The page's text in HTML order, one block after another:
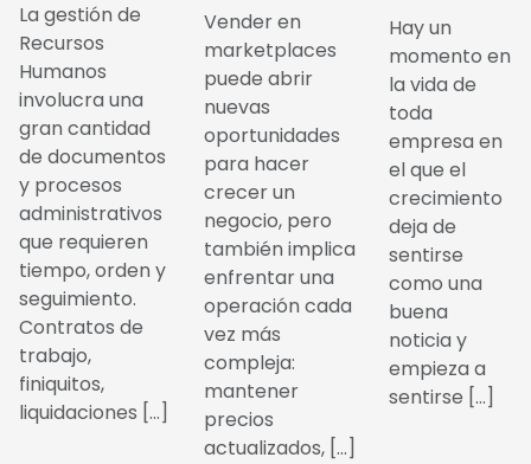
La gestión de
Recursos
Humanos
involucra una
gran cantidad
de documentos
y procesos
administrativos
que requieren
tiempo, orden y
seguimiento.
Contratos de
trabajo,
finiquitos,
liquidaciones […]
Vender en
marketplaces
puede abrir
nuevas
oportunidades
para hacer
crecer un
negocio, pero
también implica
enfrentar una
operación cada
vez más
compleja:
mantener
precios
actualizados, […]
Hay un
momento en
la vida de
toda
empresa en
el que el
crecimiento
deja de
sentirse
como una
buena
noticia y
empieza a
sentirse […]